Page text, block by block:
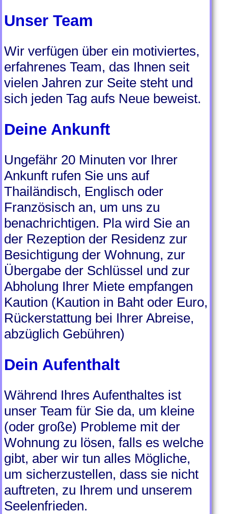
Unser Team
Wir verfügen über ein motiviertes,
erfahrenes Team, das Ihnen seit
vielen Jahren zur Seite steht und
sich jeden Tag aufs Neue beweist.
Deine Ankunft
Ungefähr 20 Minuten vor Ihrer
Ankunft rufen Sie uns auf
Thailändisch, Englisch oder
Französisch an, um uns zu
benachrichtigen. Pla wird Sie an
der Rezeption der Residenz zur
Besichtigung der Wohnung, zur
Übergabe der Schlüssel und zur
Abholung Ihrer Miete empfangen
Kaution (Kaution in Baht oder Euro,
Rückerstattung bei Ihrer Abreise,
abzüglich Gebühren)
Dein Aufenthalt
Während Ihres Aufenthaltes ist
unser Team für Sie da, um kleine
(oder große) Probleme mit der
Wohnung zu lösen, falls es welche
gibt, aber wir tun alles Mögliche,
um sicherzustellen, dass sie nicht
auftreten, zu Ihrem und unserem
Seelenfrieden.